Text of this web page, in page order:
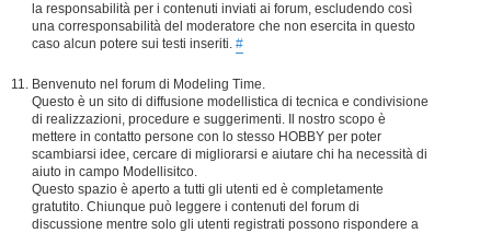
la responsabilità per i contenuti inviati ai forum, escludendo così
una corresponsabilità del moderatore che non esercita in questo
caso alcun potere sui testi inseriti. #
Benvenuto nel forum di Modeling Time.
Questo è un sito di diffusione modellistica di tecnica e condivisione
di realizzazioni, procedure e suggerimenti. Il nostro scopo è
mettere in contatto persone con lo stesso HOBBY per poter
scambiarsi idee, cercare di migliorarsi e aiutare chi ha necessità di
aiuto in campo Modellisitco.
Questo spazio è aperto a tutti gli utenti ed è completamente
gratutito. Chiunque può leggere i contenuti del forum di
discussione mentre solo gli utenti registrati possono rispondere a